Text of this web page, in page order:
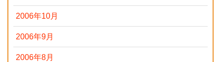
2006年10月
2006年9月
2006年8月